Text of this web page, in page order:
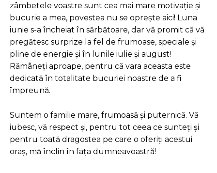
zâmbetele voastre sunt cea mai mare motivație și
bucurie a mea, povestea nu se oprește aici! Luna
iunie s-a încheiat în sărbătoare, dar vă promit că vă
pregătesc surprize la fel de frumoase, speciale și
pline de energie și în lunile iulie și august!
Rămâneți aproape, pentru că vara aceasta este
dedicată în totalitate bucuriei noastre de a fi
împreună.
Suntem o familie mare, frumoasă și puternică. Vă
iubesc, vă respect și, pentru tot ceea ce sunteți și
pentru toată dragostea pe care o oferiți acestui
oraș, mă înclin în fața dumneavoastră!